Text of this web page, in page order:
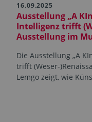
16.09.2025
Ausstellung „A
Intelligenz trifft
Ausstellung im
Die Ausstellung „A
trifft (Weser-
Lemgo zeigt, wie